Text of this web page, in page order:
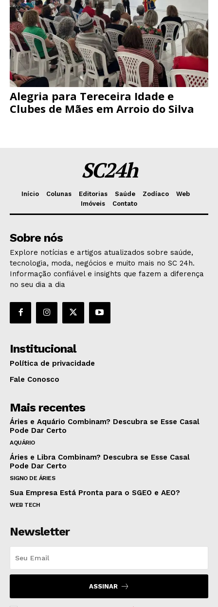
Alegria para Tereceira Idade e
Clubes de Mães em Arroio do Silva
SC24h
Início Colunas Editorias Saúde Zodíaco
Web
Imóveis
Contato
Sobre nós
Explore notícias e artigos atualizados sobre saúde,
tecnologia, moda, negócios e muito mais no SC 24h.
Informação confiável e insights que fazem a diferença
no seu dia a dia
Institucional
Política de privacidade
Fale Conosco
Mais recentes
Áries e Aquário Combinam? Descubra se Esse Casal
Pode Dar Certo
AQUÁRIO
Áries e Libra Combinam? Descubra se Esse Casal
Pode Dar Certo
SIGNO DE ÁRIES
Sua Empresa Está Pronta para o SGEO e AEO?
WEB TECH
Newsletter
ASSINAR